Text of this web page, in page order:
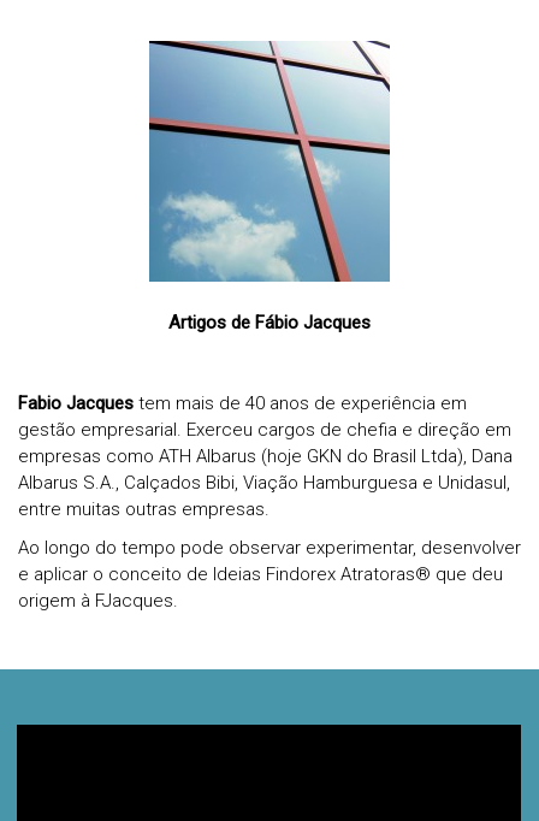
Artigos de Fábio Jacques
Fabio Jacques tem mais de 40 anos de experiência em
gestão empresarial. Exerceu cargos de chefia e direção em
empresas como ATH Albarus (hoje GKN do Brasil Ltda), Dana
Albarus S.A., Calçados Bibi, Viação Hamburguesa e Unidasul,
entre muitas outras empresas.
Ao longo do tempo pode observar experimentar, desenvolver
e aplicar o conceito de Ideias Findorex Atratoras® que deu
origem à FJacques.